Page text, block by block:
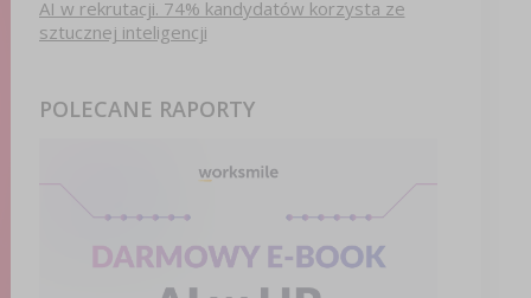
AI w rekrutacji. 74% kandydatów korzysta ze
sztucznej inteligencji
POLECANE RAPORTY